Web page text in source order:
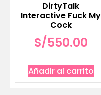
DirtyTalk
Interactive Fuck My
Cock
S/550.00
Añadir al carrito